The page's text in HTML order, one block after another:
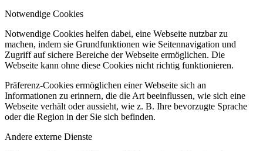
Notwendige Cookies
Notwendige Cookies helfen dabei, eine Webseite nutzbar zu
machen, indem sie Grundfunktionen wie Seitennavigation und
Zugriff auf sichere Bereiche der Webseite ermöglichen. Die
Webseite kann ohne diese Cookies nicht richtig funktionieren.
Präferenz-Cookies ermöglichen einer Webseite sich an
Informationen zu erinnern, die die Art beeinflussen, wie sich eine
Webseite verhält oder aussieht, wie z. B. Ihre bevorzugte Sprache
oder die Region in der Sie sich befinden.
Andere externe Dienste